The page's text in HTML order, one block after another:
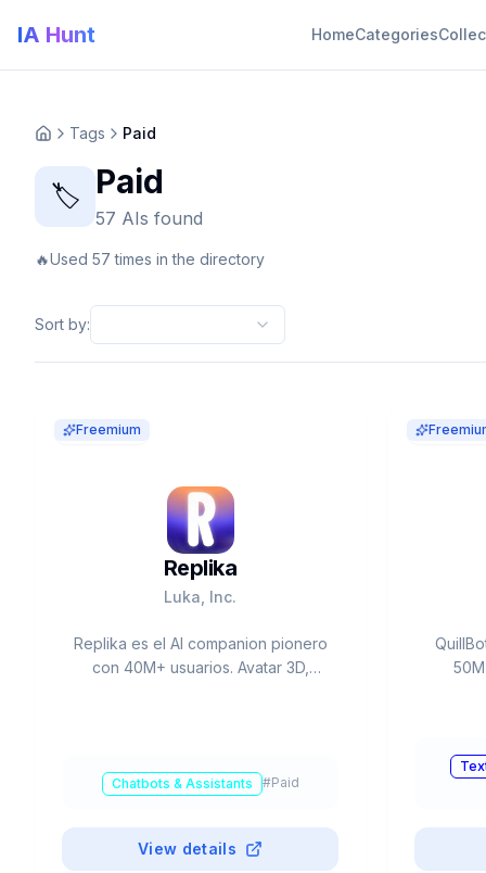
IA Hunt HomeCategories
Tags Paid
🏷️ Paid
57 AIs found
🔥Used 57 times in the directory
Sort by:
Freemium
Replika
Luka, Inc.
Replika es el AI companion pionero
con 40M+ usuarios. Avatar 3D,
Chatbots & Assistants #Paid
View details
Free: